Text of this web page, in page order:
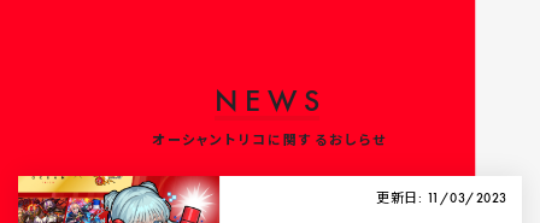
N E W S
オーシャントリコに関するおしらせ
更新日: 11/03/2023